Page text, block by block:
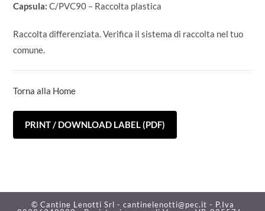
Capsula:C/PVC90 – Raccolta plastica
Raccolta differenziata. Verifica il sistema di raccolta nel tuo
comune.
Torna alla Home
PRINT / DOWNLOAD LABEL (PDF)
© Cantine Lenotti Srl - cantinelenotti@pec.it - P.Iva